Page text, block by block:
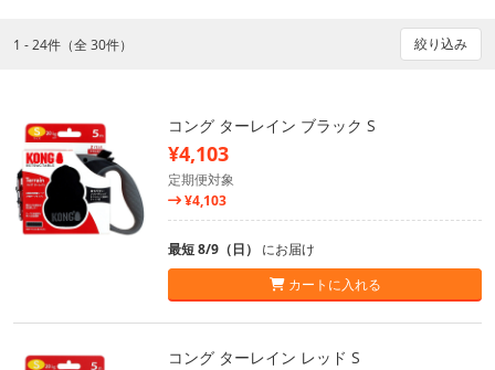
1 - 24件（全 30件） 絞り込み
コング ターレイン ブラック S
¥4,103
定期便対象
¥4,103
最短 8/9（日） にお届け
カートに入れる
コング ターレイン レッド S